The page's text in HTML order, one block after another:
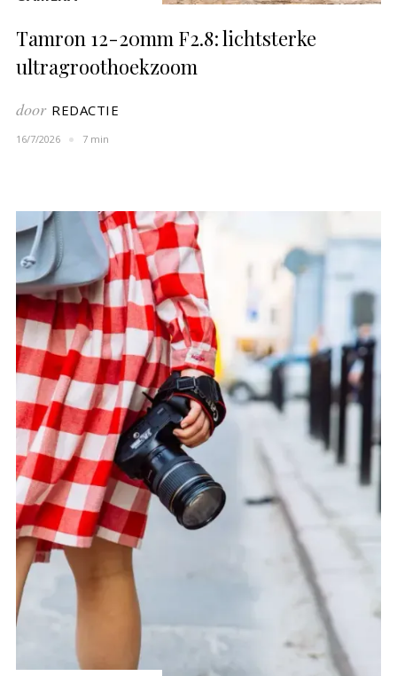
Tamron 12-20mm F2.8: lichtsterke
ultragroothoekzoom
door REDACTIE
16/7/2026 7 min